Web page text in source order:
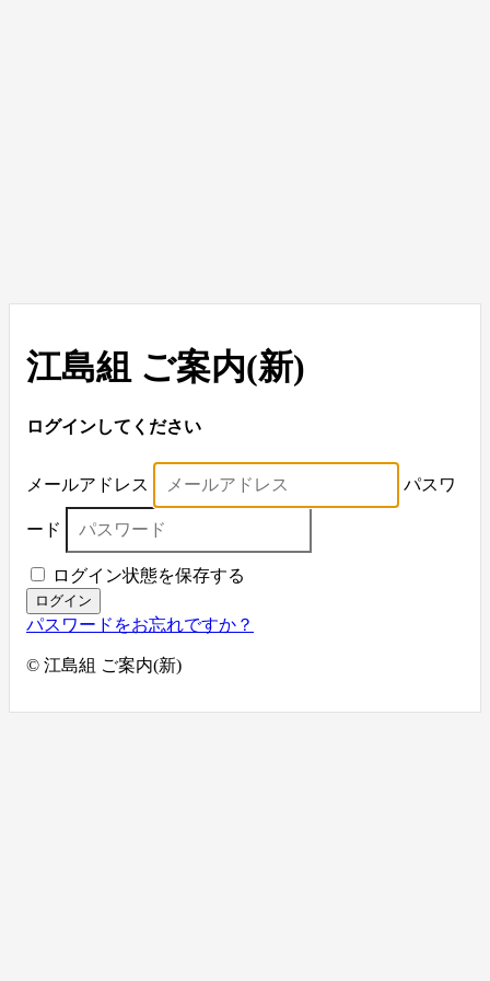
江島組 ご案内(新)
ログインしてください
メールアドレス パスワ
ード
ログイン状態を保存する
ログイン
パスワードをお忘れですか？
© 江島組 ご案内(新)